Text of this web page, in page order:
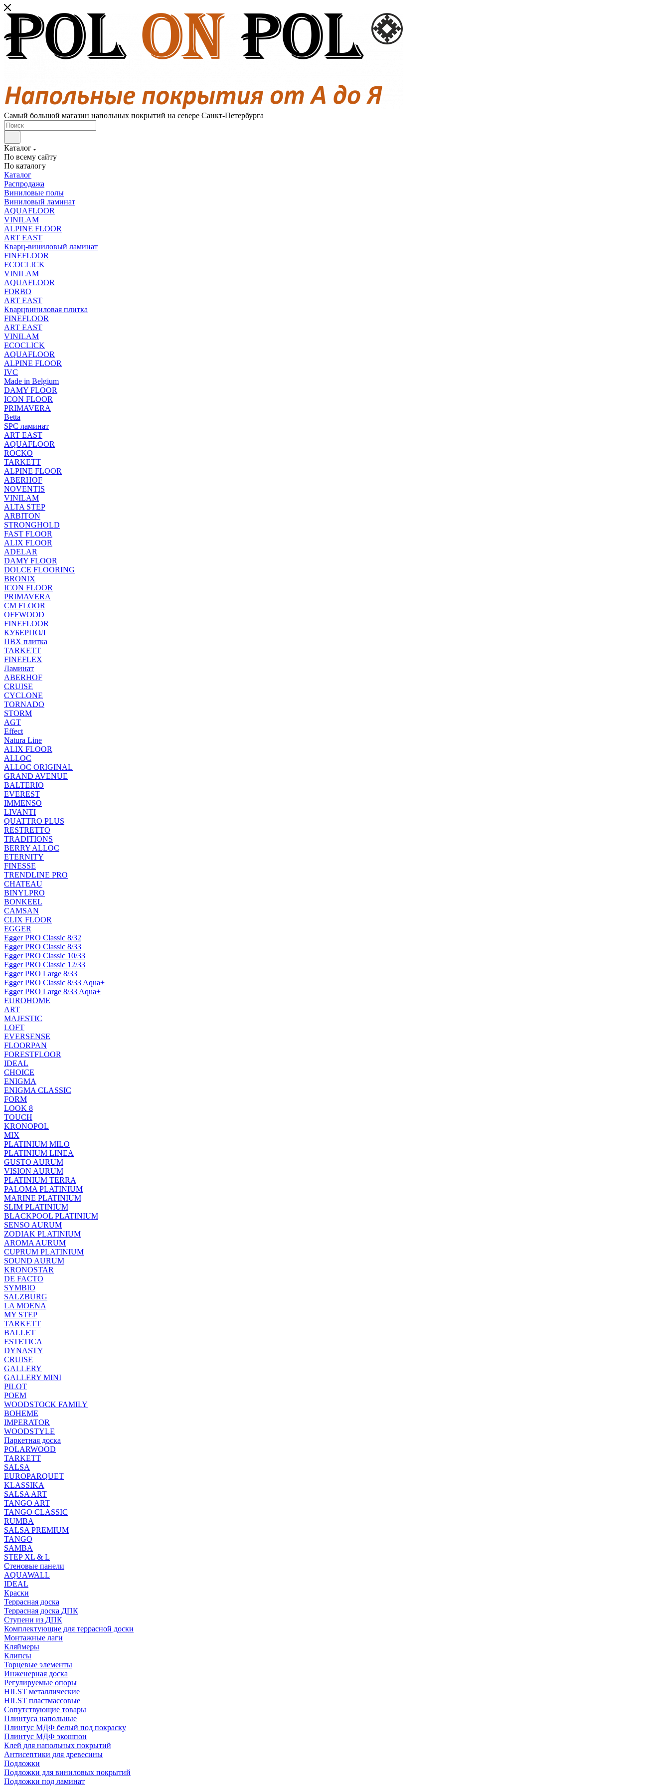
Самый большой магазин напольных покрытий на севере Санкт-Петербурга
Каталог
По всему сайту
По каталогу
Каталог
Распродажа
Виниловые полы
Виниловый ламинат
AQUAFLOOR
VINILAM
ALPINE FLOOR
ART EAST
Кварц-виниловый ламинат
FINEFLOOR
ECOCLICK
VINILAM
AQUAFLOOR
FORBO
ART EAST
Кварцвиниловая плитка
FINEFLOOR
ART EAST
VINILAM
ECOCLICK
AQUAFLOOR
ALPINE FLOOR
IVC
Made in Belgium
DAMY FLOOR
ICON FLOOR
PRIMAVERA
Betta
SPC ламинат
ART EAST
AQUAFLOOR
ROCKO
TARKETT
ALPINE FLOOR
ABERHOF
NOVENTIS
VINILAM
ALTA STEP
ARBITON
STRONGHOLD
FAST FLOOR
ALIX FLOOR
ADELAR
DAMY FLOOR
DOLCE FLOORING
BRONIX
ICON FLOOR
PRIMAVERA
CM FLOOR
OFFWOOD
FINEFLOOR
КУБЕРПОЛ
ПВХ плитка
TARKETT
FINEFLEX
Ламинат
ABERHOF
CRUISE
CYCLONE
TORNADO
STORM
AGT
Effect
Natura Line
ALIX FLOOR
ALLOC
ALLOC ORIGINAL
GRAND AVENUE
BALTERIO
EVEREST
IMMENSO
LIVANTI
QUATTRO PLUS
RESTRETTO
TRADITIONS
BERRY ALLOC
ETERNITY
FINESSE
TRENDLINE PRO
CHATEAU
BINYLPRO
BONKEEL
CAMSAN
CLIX FLOOR
EGGER
Egger PRO Classic 8/32
Egger PRO Classic 8/33
Egger PRO Classic 10/33
Egger PRO Classic 12/33
Egger PRO Large 8/33
Egger PRO Classic 8/33 Aqua+
Egger PRO Large 8/33 Aqua+
EUROHOME
ART
MAJESTIC
LOFT
EVERSENSE
FLOORPAN
FORESTFLOOR
IDEAL
CHOICE
ENIGMA
ENIGMA CLASSIC
FORM
LOOK 8
TOUCH
KRONOPOL
MIX
PLATINIUM MILO
PLATINIUM LINEA
GUSTO AURUM
VISION AURUM
PLATINIUM TERRA
PALOMA PLATINIUM
MARINE PLATINIUM
SLIM PLATINIUM
BLACKPOOL PLATINIUM
SENSO AURUM
ZODIAK PLATINIUM
AROMA AURUM
CUPRUM PLATINIUM
SOUND AURUM
KRONOSTAR
DE FACTO
SYMBIO
SALZBURG
LA MOENA
MY STEP
TARKETT
BALLET
ESTETICA
DYNASTY
CRUISE
GALLERY
GALLERY MINI
PILOT
POEM
WOODSTOCK FAMILY
BOHEME
IMPERATOR
WOODSTYLE
Паркетная доска
POLARWOOD
TARKETT
SALSA
EUROPARQUET
KLASSIKA
SALSA ART
TANGO ART
TANGO CLASSIC
RUMBA
SALSA PREMIUM
TANGO
SAMBA
STEP XL & L
Стеновые панели
AQUAWALL
IDEAL
Краски
Террасная доска
Террасная доска ДПК
Ступени из ДПК
Комплектующие для террасной доски
Монтажные лаги
Кляймеры
Клипсы
Торцевые элементы
Инженерная доска
Регулируемые опоры
HILST металлические
HILST пластмассовые
Сопутствующие товары
Плинтуса напольные
Плинтус МДФ белый под покраску
Плинтус МДФ экошпон
Клей для напольных покрытий
Антисептики для древесины
Подложки
Подложки для виниловых покрытий
Подложки под ламинат